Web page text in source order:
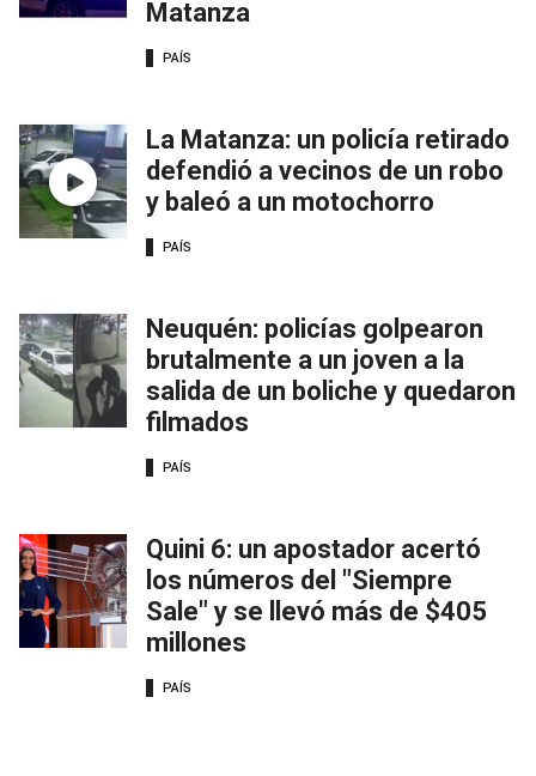
Matanza
PAÍS
La Matanza: un policía retirado
defendió a vecinos de un robo
y baleó a un motochorro
PAÍS
Neuquén: policías golpearon
brutalmente a un joven a la
salida de un boliche y quedaron
filmados
PAÍS
Quini 6: un apostador acertó
los números del "Siempre
Sale" y se llevó más de $405
millones
PAÍS